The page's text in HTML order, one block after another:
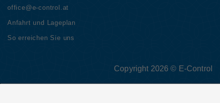
office@e-control.at
Anfahrt und Lageplan
So erreichen Sie uns
Copyright 2026 © E-Control